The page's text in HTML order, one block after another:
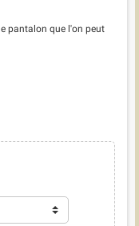
pantalon que l'on peut